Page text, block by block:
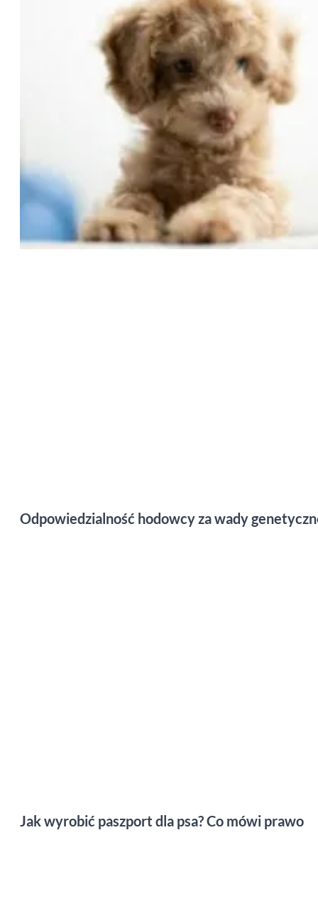
Odpowiedzialność hodowcy za wady
Jak wyrobić paszport dla psa? Co mówi prawo